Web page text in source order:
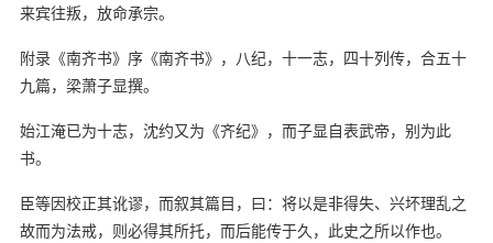
来宾往叛，放命承宗。
附录《南齐书》序《南齐书》，八纪，十一志，四十列传，合五十
九篇，梁萧子显撰。
始江淹已为十志，沈约又为《齐纪》，而子显自表武帝，别为此
书。
臣等因校正其讹谬，而叙其篇目，曰：将以是非得失、兴坏理乱之
故而为法戒，则必得其所托，而后能传于久，此史之所以作也。